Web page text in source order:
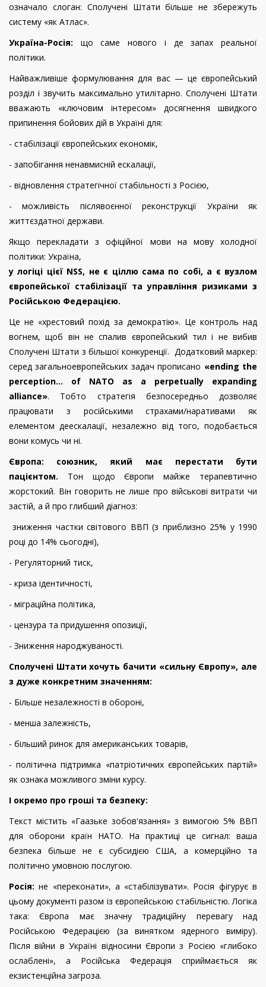
означало слоган: Сполучені Штати більше не збережуть
систему «як Атлас».
Україна-Росія: що саме нового і де запах реальної
політики.
Найважливіше формулювання для вас — це європейський
розділ і звучить максимально утилітарно. Сполучені Штати
вважають «ключовим інтересом» досягнення швидкого
припинення бойових дій в Україні для:
- стабілізації європейських економік,
- запобігання ненавмисній ескалації,
- відновлення стратегічної стабільності з Росією,
- можливість післявоєнної реконструкції України як
життєздатної держави.
Якщо перекладати з офіційної мови на мову холодної
політики: Україна,
у логіці цієї NSS, не є ціллю сама по собі, а є вузлом
європейської стабілізації та управління ризиками з
Російською Федерацією.
Це не «хрестовий похід за демократію». Це контроль над
вогнем, щоб він не спалив європейський тил і не вибив
Сполучені Штати з більшої конкуренції. Додатковий маркер:
серед загальноевропейських задач прописано «ending the
perception… of NATO as a perpetually expanding
alliance». Тобто стратегія безпосередньо дозволяє
працювати з російськими страхами/наративами як
елементом деескалації, незалежно від того, подобається
вони комусь чи ні.
Європа: союзник, який має перестати бути
пацієнтом. Тон щодо Європи майже терапевтично
жорстокий. Він говорить не лише про військові витрати чи
застій, а й про глибший діагноз:
зниження частки світового ВВП (з приблизно 25% у 1990
році до 14% сьогодні),
- Регуляторний тиск,
- криза ідентичності,
- міграційна політика,
- цензура та придушення опозиції,
- Зниження народжуваності.
Сполучені Штати хочуть бачити «сильну Європу», але
з дуже конкретним значенням:
- Більше незалежності в обороні,
- менша залежність,
- більший ринок для американських товарів,
- політична підтримка «патріотичних європейських партій»
як ознака можливого зміни курсу.
І окремо про гроші та безпеку:
Текст містить «Гаазьке зобов'язання» з вимогою 5% ВВП
для оборони країн НАТО. На практиці це сигнал: ваша
безпека більше не є субсидією США, а комерційно та
політично умовною послугою.
Росія: не «переконати», а «стабілізувати». Росія фігурує в
цьому документі разом із європейською стабільністю. Логіка
така: Європа має значну традиційну перевагу над
Російською Федерацією (за винятком ядерного виміру).
Після війни в Україні відносини Європи з Росією «глибоко
ослаблені», а Російська Федерація сприймається як
екзистенційна загроза.